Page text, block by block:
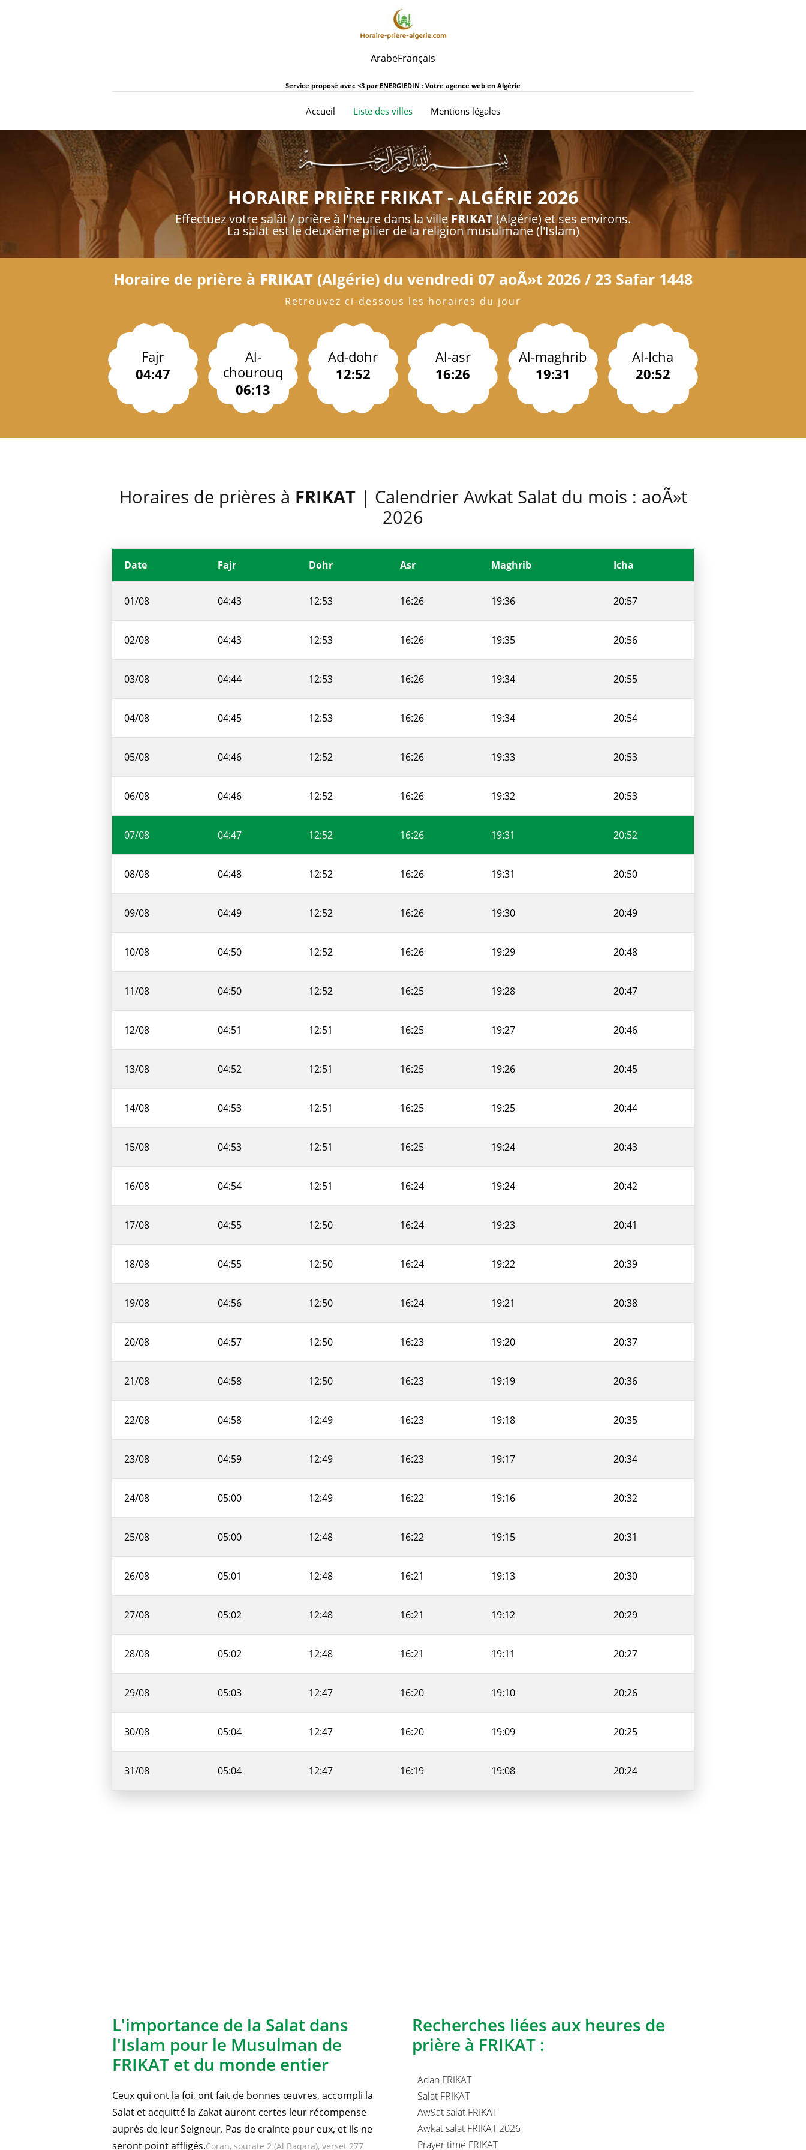
ArabeFrançais
Service proposé avec <3 par ENERGIEDIN : Votre agence web en Algérie
Accueil (current)
Liste des villes Mentions légales
HORAIRE PRIÈRE FRIKAT - ALGÉRIE 2026
Effectuez votre salât / prière à l'heure dans la ville FRIKAT(Algérie) et ses environs.
La salat est le deuxième pilier de la religion musulmane (l'Islam)
Horaire de prière à FRIKAT (Algérie) du vendredi 07 aoÃ»t 2026 / 23 Safar 1448
Retrouvez ci-dessous les horaires du jour
Fajr
04:47
Al-
chourouq
06:13
Ad-dohr
12:52
Al-asr
16:26
Al-maghrib
19:31
Al-Icha
20:52
Horaires de prières à FRIKAT| Calendrier Awkat Salat du mois : aoÃ»t
2026
Date Fajr Dohr Asr Maghrib Icha
01/08 04:43 12:53 16:26 19:36 20:57
02/08 04:43 12:53 16:26 19:35 20:56
03/08 04:44 12:53 16:26 19:34 20:55
04/08 04:45 12:53 16:26 19:34 20:54
05/08 04:46 12:52 16:26 19:33 20:53
06/08 04:46 12:52 16:26 19:32 20:53
07/08 04:47 12:52 16:26 19:31 20:52
08/08 04:48 12:52 16:26 19:31 20:50
09/08 04:49 12:52 16:26 19:30 20:49
10/08 04:50 12:52 16:26 19:29 20:48
11/08 04:50 12:52 16:25 19:28 20:47
12/08 04:51 12:51 16:25 19:27 20:46
13/08 04:52 12:51 16:25 19:26 20:45
14/08 04:53 12:51 16:25 19:25 20:44
15/08 04:53 12:51 16:25 19:24 20:43
16/08 04:54 12:51 16:24 19:24 20:42
17/08 04:55 12:50 16:24 19:23 20:41
18/08 04:55 12:50 16:24 19:22 20:39
19/08 04:56 12:50 16:24 19:21 20:38
20/08 04:57 12:50 16:23 19:20 20:37
21/08 04:58 12:50 16:23 19:19 20:36
22/08 04:58 12:49 16:23 19:18 20:35
23/08 04:59 12:49 16:23 19:17 20:34
24/08 05:00 12:49 16:22 19:16 20:32
25/08 05:00 12:48 16:22 19:15 20:31
26/08 05:01 12:48 16:21 19:13 20:30
27/08 05:02 12:48 16:21 19:12 20:29
28/08 05:02 12:48 16:21 19:11 20:27
29/08 05:03 12:47 16:20 19:10 20:26
30/08 05:04 12:47 16:20 19:09 20:25
31/08 05:04 12:47 16:19 19:08 20:24
L'importance de la Salat dans
l'Islam pour le Musulman de
FRIKAT et du monde entier
Ceux qui ont la foi, ont fait de bonnes œuvres, accompli la
Salat et acquitté la Zakat auront certes leur récompense
auprès de leur Seigneur. Pas de crainte pour eux, et ils ne
seront point affligés.Coran, sourate 2 (Al Baqara), verset 277
Recherches liées aux heures de
prière à FRIKAT :
Adan FRIKAT
Salat FRIKAT
Aw9at salat FRIKAT
Awkat salat FRIKAT 2026
Prayer time FRIKAT